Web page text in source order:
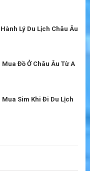
Lý Du Lịch Châu Âu
Đồ Ở Châu Âu Từ A
Sim Khi Đi Du Lịch